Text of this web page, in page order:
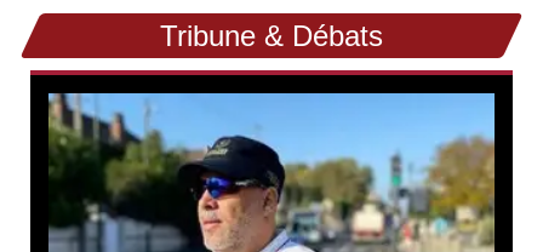
Tribune & Débats